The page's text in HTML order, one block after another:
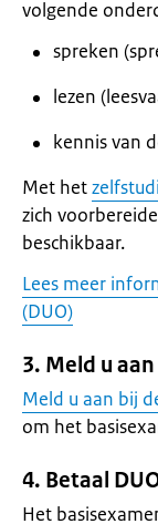
volgende
spreken
lezen
kennis van
Met het
zich
beschikbaar.
Lees meer
(DUO)
3. Meld u
Meld u aan bij
om het
4. Betaal
Het